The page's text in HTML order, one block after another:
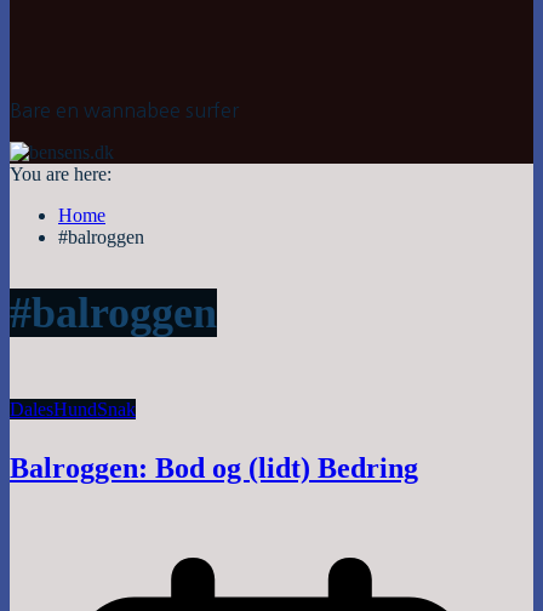
Bare en wannabee surfer
You are here:
Home
#balroggen
#balroggen
DalesHundSnak
Balroggen: Bod og (lidt) Bedring